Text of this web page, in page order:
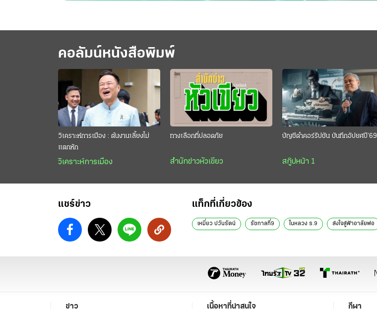
คอลัมน์หนังสือพิมพ์
วิเคราะห์การเมือง : ต้นงานเลี้ยงไม่
แตกหัก
วิเคราะห์การเมือง
ทางเลือกที่ปลอดภัย
สำนักข่าวหัวเขียว
บัญชีดำคอร์รัปชัน บันทึกอัปยศปี’69
สกู๊ปหน้า 1
แชร์ข่าว แท็กที่เกี่ยวข้อง
เหมี่ยว ปวันรัตน์ รัชกาลที่9 ในหลวง ร.9 ส่งใจสู่ฟ้าอาลัยพ่อ
ข่าว เนื้อหาที่น่าสนใจ กีฬา